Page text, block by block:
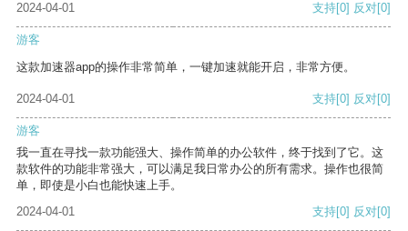
2024-04-01
支持[0] 反对[0]
游客
这款加速器app的操作非常简单，一键加速就能开启，非常方便。
2024-04-01 支持[0] 反对[0]
游客
我一直在寻找一款功能强大、操作简单的办公软件，终于找到了它。这
款软件的功能非常强大，可以满足我日常办公的所有需求。操作也很简
单，即使是小白也能快速上手。
2024-04-01
支持[0] 反对[0]